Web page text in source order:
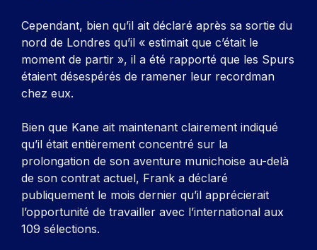
Cependant, bien qu’il ait déclaré après sa sortie du
nord de Londres qu’il « estimait que c’était le
moment de partir », il a été rapporté que les Spurs
étaient désespérés de ramener leur recordman
chez eux.
Bien que Kane ait maintenant clairement indiqué
qu’il était entièrement concentré sur la
prolongation de son aventure munichoise au-delà
de son contrat actuel, Frank a déclaré
publiquement le mois dernier qu’il apprécierait
l’opportunité de travailler avec l’international aux
109 sélections.